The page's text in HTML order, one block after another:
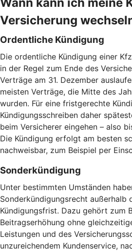
Wann kann ich meine
Versicherung
Ordentliche Kündigung
Die ordentliche Kündigung einer
in der Regel zum Ende des
Verträge am 31. Dezember
meisten Verträge, die Mitte des
wurden. Für eine fristgerechte
Kündigungsschreiben daher
beim Versicherer eingehen – also
Die Kündigung erfolgt am besten
nachweisbar, zum Beispiel per
Sonderkündigung
Unter bestimmten Umständen
Sonderkündigungsrecht außerhalb
Kündigungsfrist. Dazu gehört zum
Beitragserhöhung ohne
Leistungen und des
unzureichendem Kundenservice,